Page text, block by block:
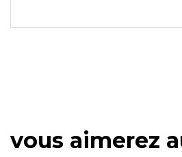
vous aimerez